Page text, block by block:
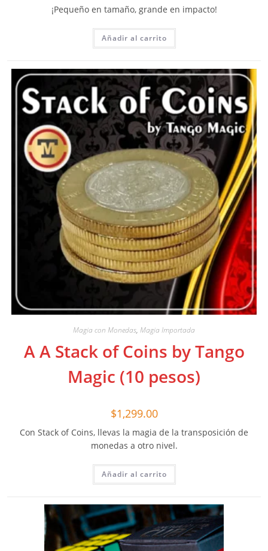
¡Pequeño en tamaño, grande en impacto!
Añadir al carrito
Magia con Monedas, Magia Importada
A A Stack of Coins by Tango
Magic (10 pesos)
$1,299.00
Con Stack of Coins, llevas la magia de la transposición de
monedas a otro nivel.
Añadir al carrito